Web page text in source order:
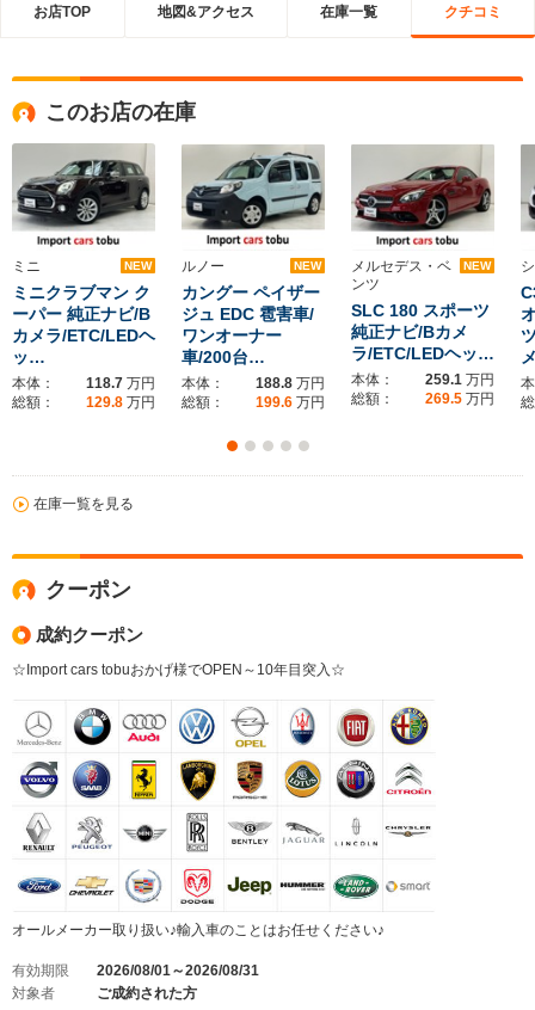
お店TOP 地図&アクセス 在庫一覧 クチコミ
このお店の在庫
ミニ NEW
ミニクラブマン ク
ーパー 純正ナビ/B
カメラ/ETC/LEDヘ
ッ…
本体： 118.7 万円
総額：
129.8 万円
ルノー NEW
カングー ペイザー
ジュ EDC 雹害車/
ワンオーナー
車/200台…
本体： 188.8 万円
総額：
199.6 万円
メルセデス・ベ
ンツ
NEW
SLC 180 スポーツ
純正ナビ/Bカメ
ラ/ETC/LEDヘッ…
本体： 259.1 万円
総額：
269.5 万円
在庫一覧を見る
クーポン
成約クーポン
☆Import cars tobuおかげ様でOPEN～10年目突入☆
オールメーカー取り扱い♪輸入車のことはお任せください♪
有効期限
2026/08/01～2026/08/31
対象者
ご成約された方